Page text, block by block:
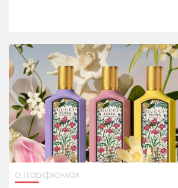
о парфюмах